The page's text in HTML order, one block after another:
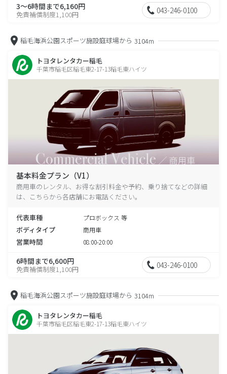
3～6時間まで6,160円
免責補償制度1,100円 043-246-0100
稲毛海浜公園スポーツ施設庭球場から 3104m
トヨタレンタカー稲毛
千葉市稲毛区稲毛東2-17-13稲毛東ハイツ
基本料金プラン（V1）
商用車のレンタル、お得な割引料金や予約、乗り捨てなどの詳細
は、こちらから各店舗にお電話ください。
代表車種 プロボックス 等
ボディタイプ 商用車
営業時間 08:00-20:00
6時間まで6,600円
免責補償制度1,100円 043-246-0100
稲毛海浜公園スポーツ施設庭球場から 3104m
トヨタレンタカー稲毛
千葉市稲毛区稲毛東2-17-13稲毛東ハイツ